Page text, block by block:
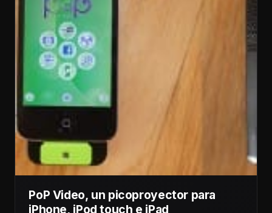
PoP Video, un picoproyector para
iPhone, iPod touch e iPad